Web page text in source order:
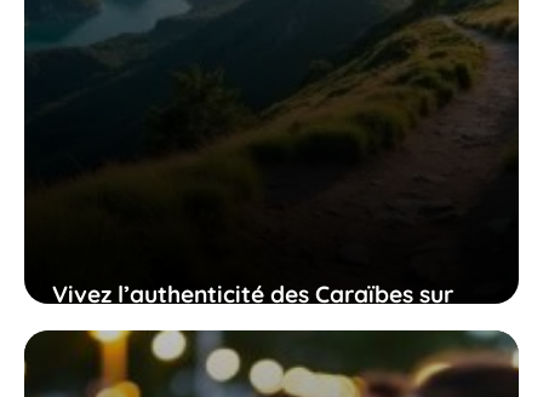
Vivez l’authenticité des Caraïbes sur
l’île de Marie-Galante qui vous invite à
l’aventure